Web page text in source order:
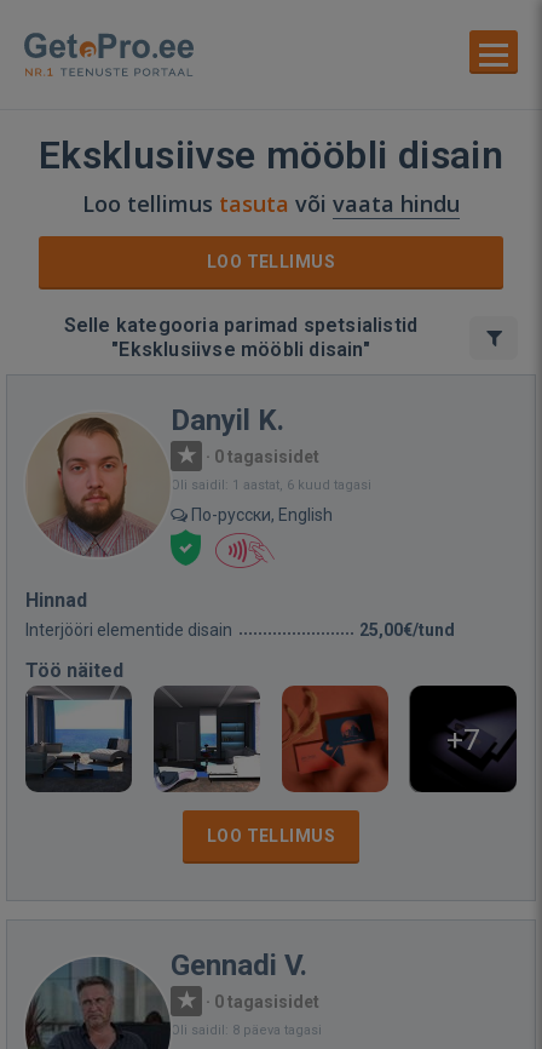
Eksklusiivse mööbli disain
Loo tellimus tasuta või vaata hindu
LOO TELLIMUS
Selle kategooria parimad spetsialistid
"Eksklusiivse mööbli disain"
Danyil K.
· 0 tagasisidet
Oli saidil: 1 aastat, 6 kuud tagasi
По-русски, English
Hinnad
Interjööri elementide disain 25,00€/tund
Töö näited
+7
LOO TELLIMUS
Gennadi V.
· 0 tagasisidet
Oli saidil: 8 päeva tagasi